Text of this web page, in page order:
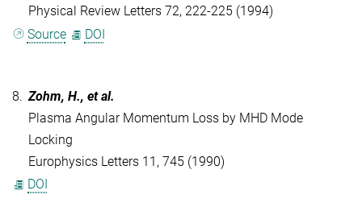
Physical Review Letters 72, 222-225 (1994)
Source
DOI
8. Zohm, H., et al.
Plasma Angular Momentum Loss by MHD Mode
Locking
Europhysics Letters 11, 745 (1990)
DOI